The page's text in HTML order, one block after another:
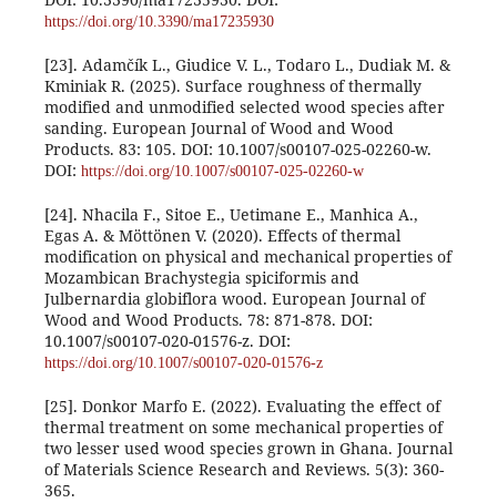
https://doi.org/10.3390/ma17235930
[23]. Adamčík L., Giudice V. L., Todaro L., Dudiak M. &
Kminiak R. (2025). Surface roughness of thermally
modified and unmodified selected wood species after
sanding. European Journal of Wood and Wood
Products. 83: 105. DOI: 10.1007/s00107-025-02260-w.
DOI: https://doi.org/10.1007/s00107-025-02260-w
[24]. Nhacila F., Sitoe E., Uetimane E., Manhica A.,
Egas A. & Möttönen V. (2020). Effects of thermal
modification on physical and mechanical properties of
Mozambican Brachystegia spiciformis and
Julbernardia globiflora wood. European Journal of
Wood and Wood Products. 78: 871-878. DOI:
10.1007/s00107-020-01576-z. DOI:
https://doi.org/10.1007/s00107-020-01576-z
[25]. Donkor Marfo E. (2022). Evaluating the effect of
thermal treatment on some mechanical properties of
two lesser used wood species grown in Ghana. Journal
of Materials Science Research and Reviews. 5(3): 360-
365.